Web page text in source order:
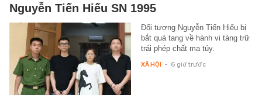
Nguyễn Tiến Hiếu SN 1995
Đối tượng Nguyễn Tiến Hiếu bị
bắt quả tang về hành vi tàng trữ
trái phép chất ma túy.
XÃ HỘI - 6 giờ trước